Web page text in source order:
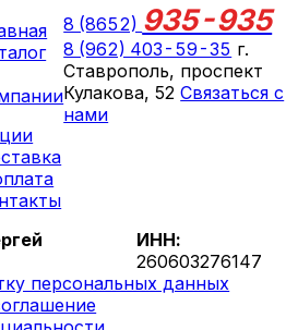
8 (8652) 935-935
8 (962) 403-59-35 г.
Ставрополь, проспект
Кулакова, 52Связаться с
нами
ИНН:
260603276147
персональных данных